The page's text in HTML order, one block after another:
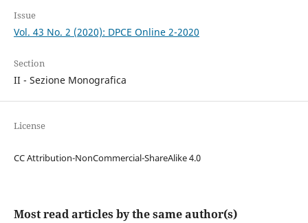
Issue
Vol. 43 No. 2 (2020): DPCE Online 2-2020
Section
II - Sezione Monografica
License
CC Attribution-NonCommercial-ShareAlike 4.0
Most read articles by the same author(s)